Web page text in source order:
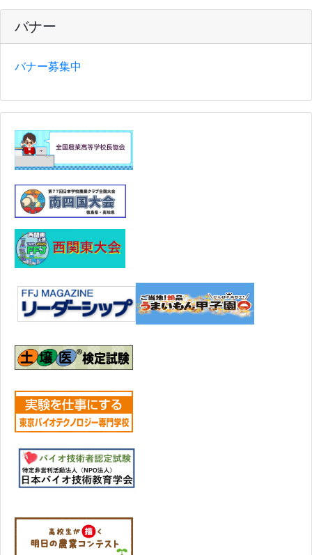
バナー
バナー募集中